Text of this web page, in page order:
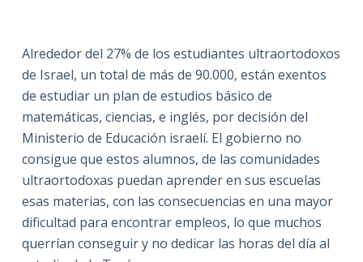
Alrededor del 27% de los estudiantes ultraortodoxos
de Israel, un total de más de 90.000, están exentos
de estudiar un plan de estudios básico de
matemáticas, ciencias, e inglés, por decisión del
Ministerio de Educación israelí. El gobierno no
consigue que estos alumnos, de las comunidades
ultraortodoxas puedan aprender en sus escuelas
esas materias, con las consecuencias en una mayor
dificultad para encontrar empleos, lo que muchos
querrían conseguir y no dedicar las horas del día al